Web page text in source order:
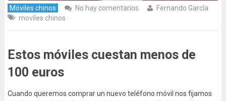
Móviles chinos No hay comentarios
Fernando García
moviles chinos
Estos móviles cuestan menos de
100 euros
Cuando queremos comprar un nuevo teléfono móvil nos fijamos